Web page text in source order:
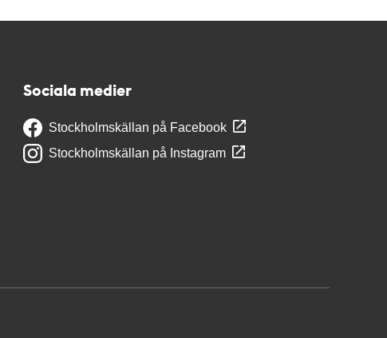
Sociala medier
Stockholmskällan på Facebook
Stockholmskällan på Instagram